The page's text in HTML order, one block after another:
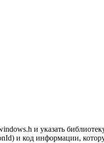
и указать
и код информации,